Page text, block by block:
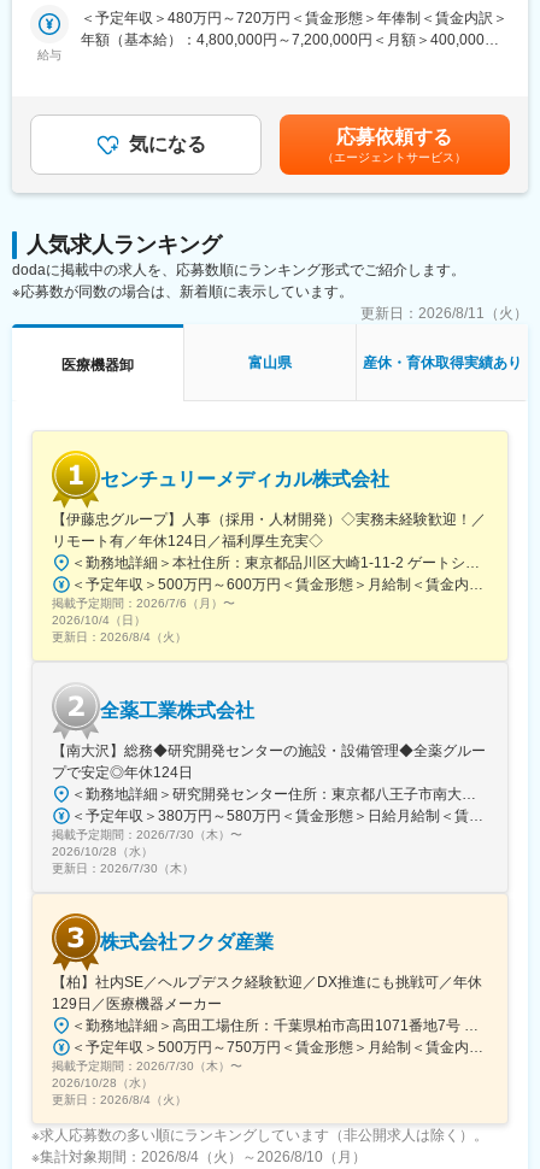
■このポジションの魅力：
の大きな仕事です。
に貢献したい」という思いのもと、医療現場に医療機器及び適正
使用のための技術情報の提供を行ってまいりました。国内外を問
わず医療分野全体を見渡せるようなグローバルな視野、医療現場
の様々なニーズに対応できるようなきめ細かな視点、そして市場
変化に柔軟に対応できるようなしなやかさを大切にし、多様化す
り具体的に創造し続けてまいりたいと考えております。
営業活動をさらに強化するため、新たな営業メンバーを募集する
こととなりました。
体的に関わりながら活躍いただけるポジションです。
※担当エリア：新潟県・石川県・長野県・富山県を予定していま
す。
・インターベンション領域およびクリティカルケア領域製品の営
業
・医療機関・代理店（新規／既存）への製品提案、導入・販売支
・医療関係者との関係構築およびニーズの把握
・市場動向・競合・新製品情報の収集および社内へのフィードバ
◆働き方
・直行直帰型の営業スタイル
・営業車貸与
・目標訪問件数：5件／日
・手術立ち合い：5～6件程度／月 ただし、長時間の立ち合いはな
し
・夜間対応なし
※入社後は、製品知識・業界理解を深めるため、約3か月間の本社
研修を実施します。
部長1名／中日本リージョンリーダー1名／Salesメンバー7名
（VIR営業部全体で19名）
担当施設数：約50施設（うち重点病院 約20施設）
◆この仕事・当社の魅力
・未経験からでも、医療業界に挑戦できる研修体制 入社後約3か
月間の導入研修では、基礎から製品・医療知識の習得が可能で
す。
・主体性・自発性が成長に直結する環境 成長期の組織だからこ
そ、行動や工夫が成果につながりやすい環境です。
・若手リーダーを目指せるキャリア機会 異業界出身者が数年でリ
ーダーへ昇進した実績もあります。
・社会貢献と自己成長、評価がつながる仕事 医療現場への貢献
が、自身の成長や報酬としても還元されます。
変更の範囲：会社の定める業務
新宿1-26-2 新宿野村ビル３９階勤務地最寄駅：JR・地下鉄線／新
宿・西新宿駅受動喫煙対策：屋内全面禁煙変更の範囲：会社の定
給与
＜予定年収＞480万円～720万円＜賃金形態＞年俸制＜賃金内訳＞
年額（基本給）：4,800,000円～7,200,000円＜月額＞400,000円
金はあくまでも目安の金額であり、選考を通じて上下する可能性
があります。月給(月額)は固定手当を含めた表記です。
気になる 応募依頼する
（エージェントサービス）
人気求人ランキング
dodaに掲載中の求人を、応募数順にランキング形式でご紹介します。
※応募数が同数の場合は、新着順に表示しています。
更新日： 2026/8/11（火）
医療機器卸 富山県 産休・育休取得実績あり
センチュリーメディカル株式会社
【伊藤忠グループ】人事（採用・人材開発）◇実務未経験歓迎！／
リモート有／年休124日／福利厚生充実◇
＜勤務地詳細＞本社住所：東京都品川区大崎1-11-2 ゲートシティ大崎イーストタワー22Ｆ勤務地最寄駅：JR山手線／大崎駅受動喫煙対策：屋内全面禁煙変更の範囲：会社の定める事業所（リモートワーク含む）
＜予定年収＞500万円～600万円＜賃金形態＞月給制＜賃金内訳＞月額（基本給）：300,000円～350,000円＜月給＞300,000円～350,000円＜昇給有無＞有＜残業手当＞有＜給与補足＞上記年収は、あくまで目安であり、前職・経験を考慮し検討させて頂きます。■昇給：あり■賞与：あり※会社業績と個人業績に応じて算定されます。賃金はあくまでも目安の金額であり、選考を通じて上下する可能性があります。月給(月額)は固定手当を含めた表記です。
掲載予定期間： 2026/7/6（月） 〜
2026/10/4（日）
更新日： 2026/8/4（火）
全薬工業株式会社
【南大沢】総務◆研究開発センターの施設・設備管理◆全薬グルー
プで安定◎年休124日
＜勤務地詳細＞研究開発センター住所：東京都八王子市南大沢四丁目７－１ 勤務地最寄駅：京王相模原線／南大沢駅受動喫煙対策：屋内全面禁煙変更の範囲：会社の定める事業所
＜予定年収＞380万円～580万円＜賃金形態＞日給月給制＜賃金内訳＞月額（基本給）：243,000円～370,000円/月20日間勤務想定＜想定月額＞243,000円～370,000円＜昇給有無＞有＜残業手当＞有＜給与補足＞※経験やスキルを考慮して決定します。■昇給：年1回■賞与：年2回(7月、12月)賃金はあくまでも目安の金額であり、選考を通じて上下する可能性があります。月給(月額)は固定手当を含めた表記です。
掲載予定期間： 2026/7/30（木） 〜
2026/10/28（水）
更新日： 2026/7/30（木）
株式会社フクダ産業
【柏】社内SE／ヘルプデスク経験歓迎／DX推進にも挑戦可／年休
129日／医療機器メーカー
＜勤務地詳細＞高田工場住所：千葉県柏市高田1071番地7号 勤務地最寄駅：つくばエクスプレス線／柏の葉キャンパス駅受動喫煙対策：屋内全面禁煙変更の範囲：【変更の範囲：流山本社および高田工場】
＜予定年収＞500万円～750万円＜賃金形態＞月給制＜賃金内訳＞月額（基本給）：300,000円～430,000円＜月給＞300,000円～430,000円＜昇給有無＞有＜残業手当＞有＜給与補足＞※経験・スキルを考慮の上決定いたします。■賞与：年2回（7月・12月）※昨年実績4.2ヶ月■昇給：年1回（1月）■モデル年収：・年収580万円 主任（月給34万円×12ヶ月＋諸手当）・年収820万円 課長（月給48万円×12ヶ月＋諸手当）賃金はあくまでも目安の金額であり、選考を通じて上下する可能性があります。月給(月額)は固定手当を含めた表記です。
掲載予定期間： 2026/7/30（木） 〜
2026/10/28（水）
更新日： 2026/8/4（火）
※求人応募数の多い順にランキングしています（非公開求人は除く）。
※集計対象期間：2026/8/4（火）～2026/8/10（月）